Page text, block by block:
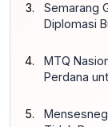
Semarang
Diplomasi
MTQ
Perdana